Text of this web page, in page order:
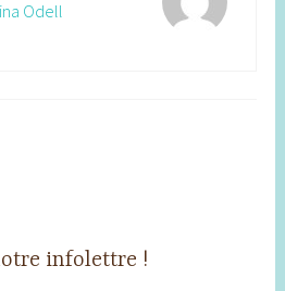
Odell
infolettre !